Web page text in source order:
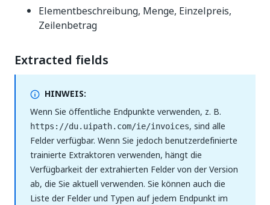
Elementbeschreibung, Menge, Einzelpreis,
Zeilenbetrag
Extracted fields
HINWEIS:
Wenn Sie öffentliche Endpunkte verwenden, z. B.
https://du.uipath.com/ie/invoices, sind alle
Felder verfügbar. Wenn Sie jedoch benutzerdefinierte
trainierte Extraktoren verwenden, hängt die
Verfügbarkeit der extrahierten Felder von der Version
ab, die Sie aktuell verwenden. Sie können auch die
Liste der Felder und Typen auf jedem Endpunkt im